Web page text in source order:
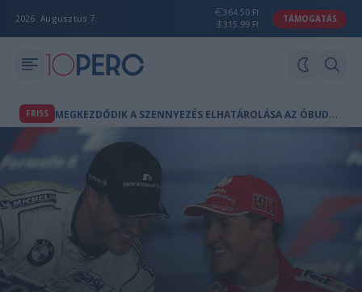
2026. Augusztus 7.
364.50 Ft
315.99 Ft
TÁMOGATÁS
FRISS M
EGKEZDŐDIK A SZENNYEZÉS ELHATÁROLÁSA AZ ÓBUDAI GÁZGYÁRNÁL